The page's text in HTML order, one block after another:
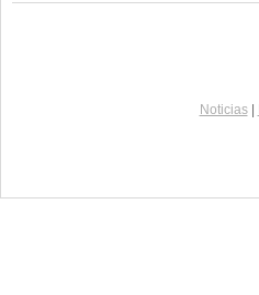
Noticias|